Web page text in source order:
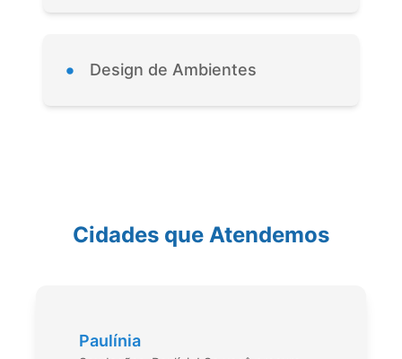
• Design de Ambientes
Cidades que Atendemos
Paulínia